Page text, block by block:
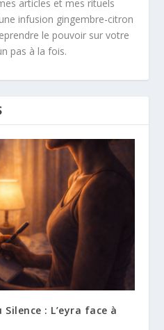
articles et mes rituels
infusion gingembre-citron
le pouvoir sur votre
pas à la fois.
: L’eyra face à